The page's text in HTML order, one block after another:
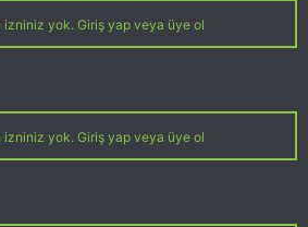
izniniz yok. Giriş yap veya üye ol
izniniz yok. Giriş yap veya üye ol